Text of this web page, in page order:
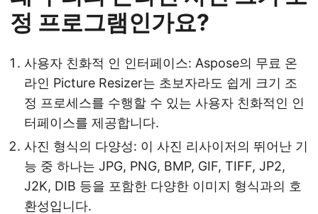
정 프로그램인가요?
사용자 친화적 인 인터페이스: Aspose의 무료 온
라인 Picture Resizer는 초보자라도 쉽게 크기 조
정 프로세스를 수행할 수 있는 사용자 친화적인 인
터페이스를 제공합니다.
사진 형식의 다양성: 이 사진 리사이저의 뛰어난 기
능 중 하나는 JPG, PNG, BMP, GIF, TIFF, JP2,
J2K, DIB 등을 포함한 다양한 이미지 형식과의 호
환성입니다.